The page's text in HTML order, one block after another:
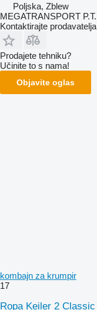
Poljska, Zblew
MEGATRANSPORT
Kontaktirajte prodavatelja
Prodajete tehniku?
Učinite to s nama!
Objavite oglas
kombajn za krumpir
17
Ropa Keiler 2